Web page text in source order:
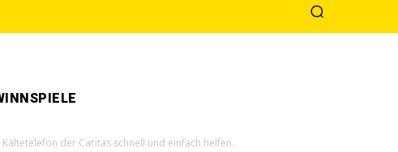
der Caritas schnell und einfach helfen.